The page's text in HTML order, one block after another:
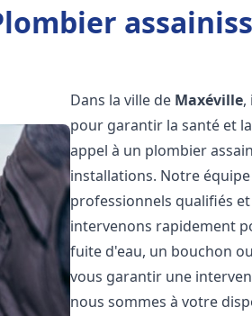
Dans la ville de Maxéville,
pour garantir la santé et
appel à un plombier
installations. Notre
professionnels qualifiés
intervenons rapidement
fuite d'eau, un bouchon
vous garantir une
nous sommes à votre